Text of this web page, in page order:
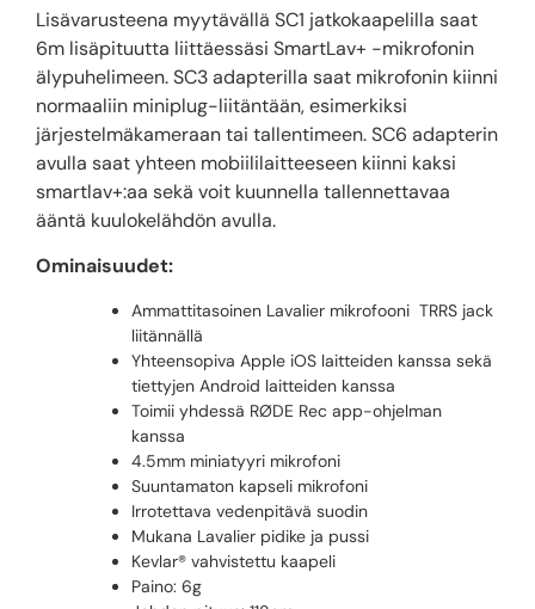
Lisävarusteena myytävällä SC1 jatkokaapelilla saat
6m lisäpituutta liittäessäsi SmartLav+ -mikrofonin
älypuhelimeen. SC3 adapterilla saat mikrofonin kiinni
normaaliin miniplug-liitäntään, esimerkiksi
järjestelmäkameraan tai tallentimeen. SC6 adapterin
avulla saat yhteen mobiililaitteeseen kiinni kaksi
smartlav+:aa sekä voit kuunnella tallennettavaa
ääntä kuulokelähdön avulla.
Ominaisuudet:
Ammattitasoinen Lavalier mikrofooni TRRS jack
liitännällä
Yhteensopiva Apple iOS laitteiden kanssa sekä
tiettyjen Android laitteiden kanssa
Toimii yhdessä RØDE Rec app-ohjelman
kanssa
4.5mm miniatyyri mikrofoni
Suuntamaton kapseli mikrofoni
Irrotettava vedenpitävä suodin
Mukana Lavalier pidike ja pussi
Kevlar® vahvistettu kaapeli
Paino: 6g